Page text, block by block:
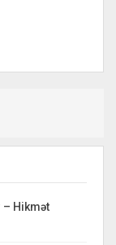
– Hikmət